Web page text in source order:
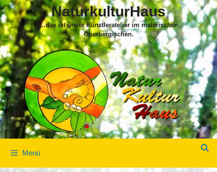
Zum
Inhalt
springen
NaturkulturHaus
…das ist unser Künstleratelier im malerischen
Oberbergischen.
Menü